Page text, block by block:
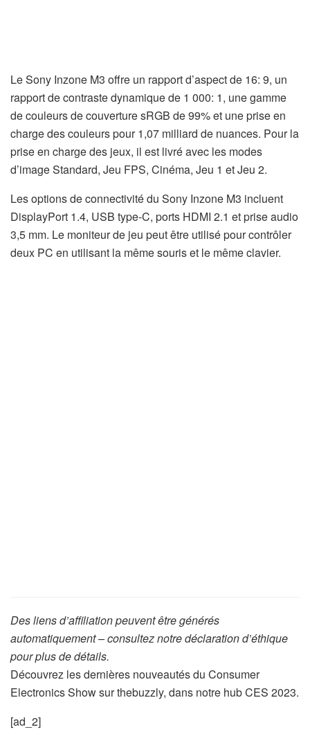
Le Sony Inzone M3 offre un rapport d’aspect de 16: 9, un
rapport de contraste dynamique de 1 000: 1, une gamme
de couleurs de couverture sRGB de 99% et une prise en
charge des couleurs pour 1,07 milliard de nuances. Pour la
prise en charge des jeux, il est livré avec les modes
d’image Standard, Jeu FPS, Cinéma, Jeu 1 et Jeu 2.
Les options de connectivité du Sony Inzone M3 incluent
DisplayPort 1.4, USB type-C, ports HDMI 2.1 et prise audio
3,5 mm. Le moniteur de jeu peut être utilisé pour contrôler
deux PC en utilisant la même souris et le même clavier.
Des liens d’affiliation peuvent être générés
automatiquement – consultez notre déclaration d’éthique
pour plus de détails.
Découvrez les dernières nouveautés du Consumer
Electronics Show sur thebuzzly, dans notre hub CES 2023.
[ad_2]